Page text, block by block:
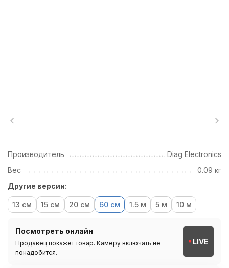
Производитель
Diag Electronics
Вес
0.09 кг
Другие версии:
13 см 15 см 20 см 60 см 1.5 м 5 м 10 м
Посмотреть онлайн
Продавец покажет товар. Камеру включать не
понадобится.
LIVE